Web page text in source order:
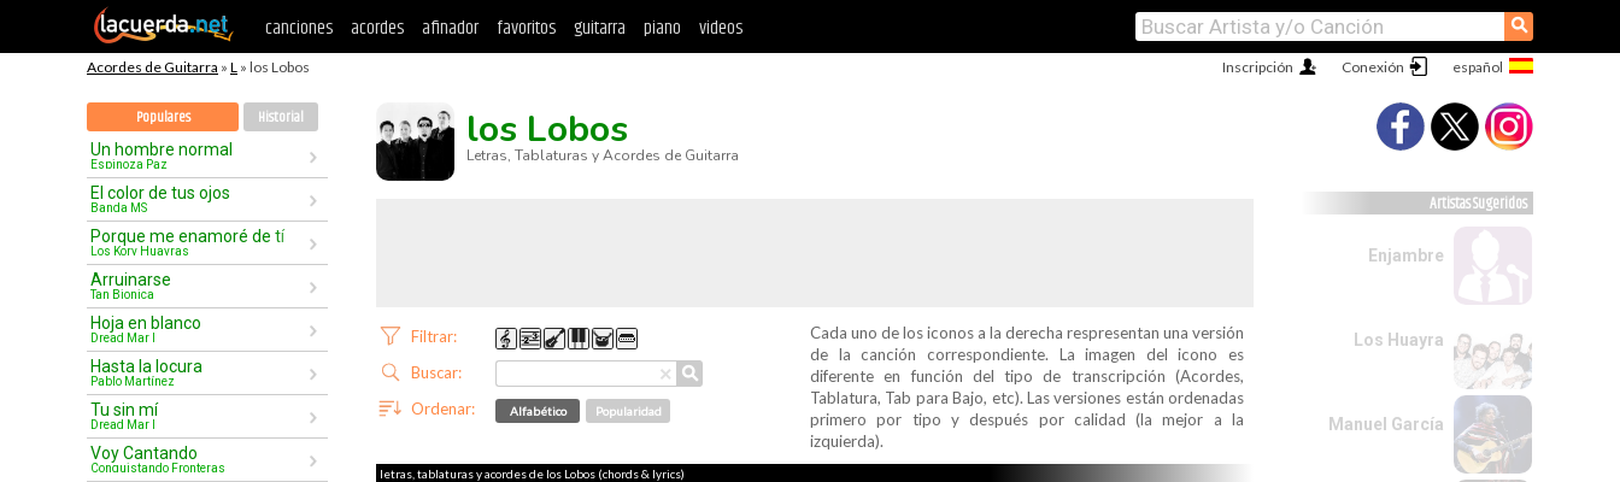
canciones acordes afinador favoritos guitarra piano videos ⚲
Acordes de Guitarra » L » los Lobos Conexión
Inscripción
Populares Historial
Un hombre normal
Espinoza Paz
El color de tus ojos
Banda MS
Porque me enamoré de tí
Los Kory Huayras
Arruinarse
Tan Bionica
Hoja en blanco
Dread Mar I
Hasta la locura
Pablo Martínez
Tu sin mí
Dread Mar I
Voy Cantando
Conquistando Fronteras
los Lobos
Letras, Tablaturas y Acordes de Guitarra
Filtrar:
×
Buscar: ⚲
Ordenar: Alfabético Popularidad
Cada uno de los iconos a la derecha respresentan una versión
de la canción correspondiente. La imagen del icono es
diferente en función del tipo de transcripción (Acordes,
Tablatura, Tab para Bajo, etc). Las versiones están ordenadas
primero por tipo y después por calidad (la mejor a la
izquierda).
letras, tablaturas y acordes de los Lobos (chords & lyrics)
Artistas Sugeridos
Enjambre
Los Huayra
Manuel García